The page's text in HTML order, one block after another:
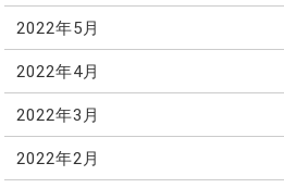
2022年5月
2022年4月
2022年3月
2022年2月